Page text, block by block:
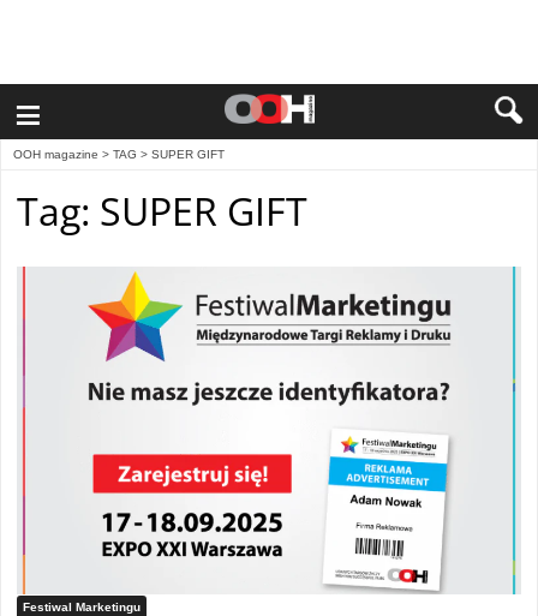
≡
OOH magazine > TAG > SUPER GIFT
Tag: SUPER GIFT
Festiwal Marketingu